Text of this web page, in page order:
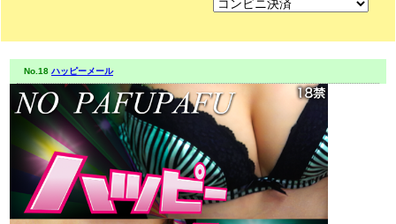
No.18 ハッピーメール